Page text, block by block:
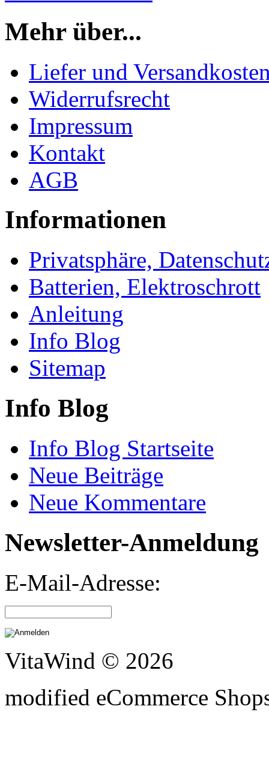
Mehr über...
Liefer und
Widerrufsrecht
Impressum
Kontakt
AGB
Informationen
Privatsphäre,
Batterien, Elektroschrott
Anleitung
Info Blog
Sitemap
Info Blog
Info Blog Startseite
Neue Beiträge
Neue Kommentare
Newsletter-Anmeldung
E-Mail-Adresse:
VitaWind © 2026
modified eCommerce